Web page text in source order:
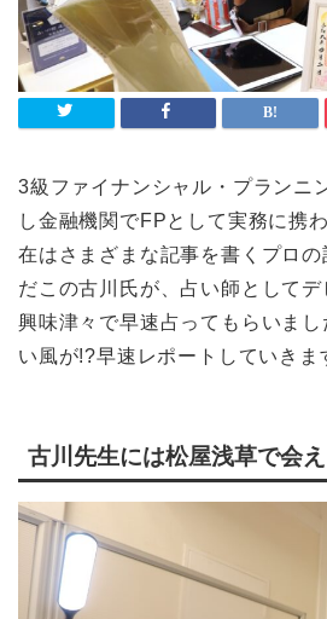
ライフスタ
Lifestyle
3級ファイナンシャル・プランニ
し金融機関でFPとして実務に携
在はさまざまな記事を書くプロの
だこの古川氏が、占い師としてデ
興味津々で早速占ってもらいま
い風が!?早速レポートしていきま
古川先生には松屋浅草で会え